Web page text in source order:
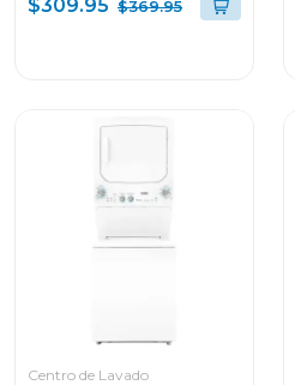
1000W S1846BS
$309.95 $369.95
Centro de Lavado